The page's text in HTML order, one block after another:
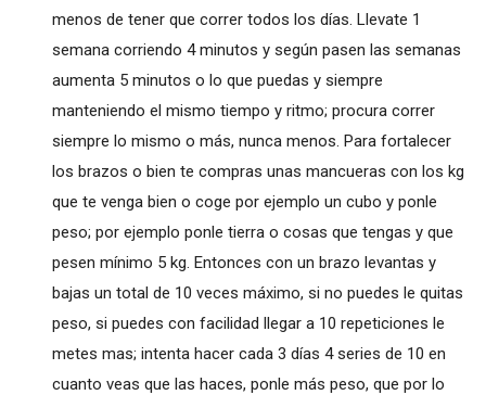
menos de tener que correr todos los días. Llevate 1
semana corriendo 4 minutos y según pasen las semanas
aumenta 5 minutos o lo que puedas y siempre
manteniendo el mismo tiempo y ritmo; procura correr
siempre lo mismo o más, nunca menos. Para fortalecer
los brazos o bien te compras unas mancueras con los kg
que te venga bien o coge por ejemplo un cubo y ponle
peso; por ejemplo ponle tierra o cosas que tengas y que
pesen mínimo 5 kg. Entonces con un brazo levantas y
bajas un total de 10 veces máximo, si no puedes le quitas
peso, si puedes con facilidad llegar a 10 repeticiones le
metes mas; intenta hacer cada 3 días 4 series de 10 en
cuanto veas que las haces, ponle más peso, que por lo